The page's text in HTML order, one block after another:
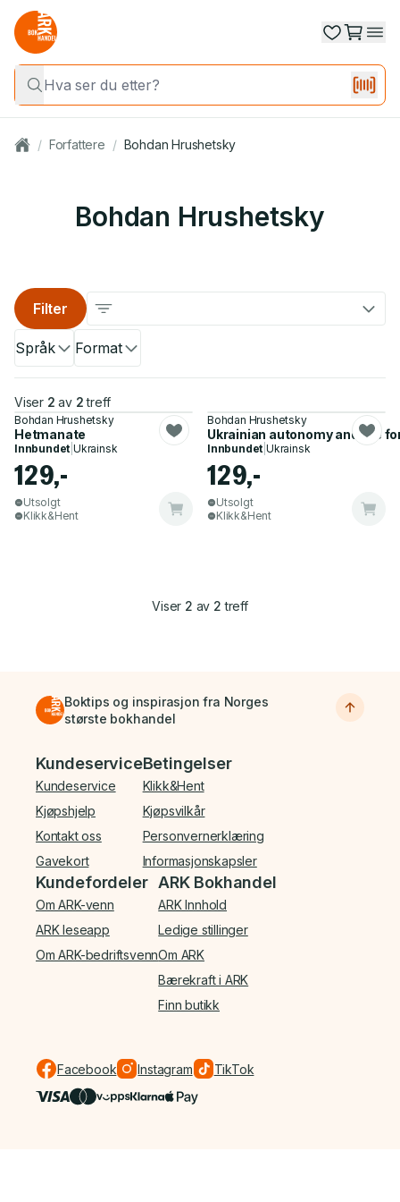
/ Forfattere / Bohdan Hrushetsky
Bohdan Hrushetsky
Språk Format
Filter
Viser 2 av 2 treff
Bohdan Hrushetsky
Hetmanate
Innbundet |Ukrainsk
129,-
Utsolgt
Klikk&Hent
Bohdan Hrushetsky
Ukrainian autonomy and the
Innbundet |Ukrainsk
129,-
Utsolgt
Klikk&Hent
Viser 2 av 2 treff
Boktips og inspirasjon fra Norges
største bokhandel
Bunnmeny
Kundeservice
Kundeservice
Kjøpshjelp
Kontakt oss
Gavekort
Betingelser
Klikk&Hent
Kjøpsvilkår
Personvernerklæring
Informasjonskapsler
Kundefordeler
Om ARK-venn
ARK leseapp
Om ARK-bedriftsvenn
ARK Bokhandel
ARK Innhold
Ledige stillinger
Om ARK
Bærekraft i ARK
Finn butikk
Facebook Instagram TikTok